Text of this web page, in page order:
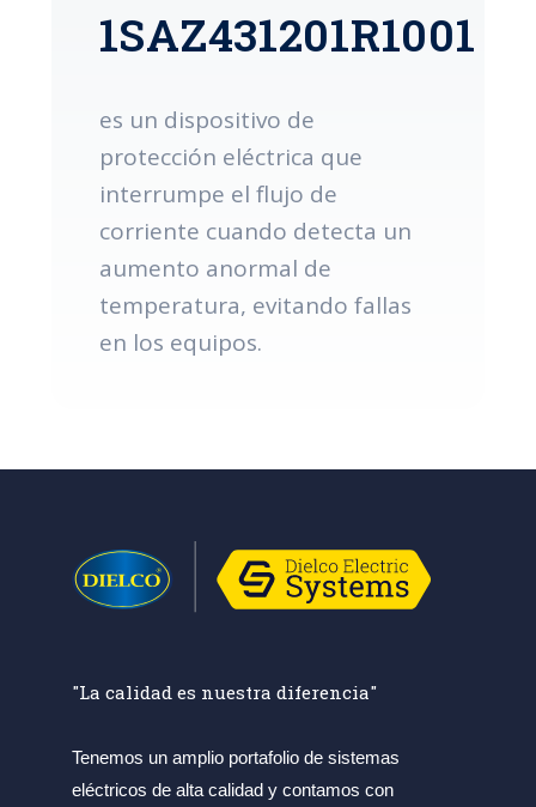
1SAZ431201R1001
es un dispositivo de
protección eléctrica que
interrumpe el flujo de
corriente cuando detecta un
aumento anormal de
temperatura, evitando fallas
en los equipos.
"La calidad es nuestra diferencia"
Tenemos un amplio portafolio de sistemas
eléctricos de alta calidad y contamos con